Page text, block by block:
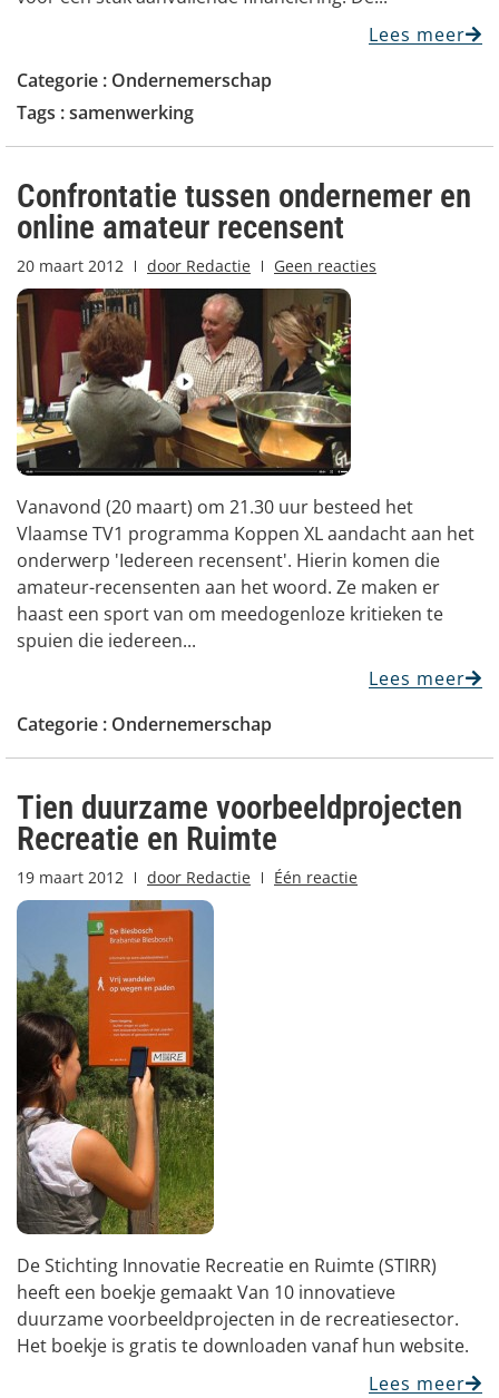
Lees meer
Categorie : Ondernemerschap
Tags :samenwerking
Confrontatie tussen ondernemer en
online amateur recensent
20 maart 2012 door Redactie Geen reacties
Vanavond (20 maart) om 21.30 uur besteed het
Vlaamse TV1 programma Koppen XL aandacht aan het
onderwerp 'Iedereen recensent'. Hierin komen die
amateur-recensenten aan het woord. Ze maken er
haast een sport van om meedogenloze kritieken te
spuien die iedereen...
Lees meer
Categorie : Ondernemerschap
Tien duurzame voorbeeldprojecten
Recreatie en Ruimte
19 maart 2012 door Redactie Één reactie
De Stichting Innovatie Recreatie en Ruimte (STIRR)
heeft een boekje gemaakt Van 10 innovatieve
duurzame voorbeeldprojecten in de recreatiesector.
Het boekje is gratis te downloaden vanaf hun website.
Lees meer